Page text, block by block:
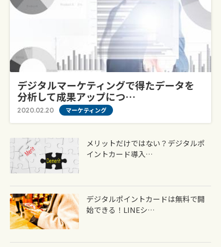
デジタルマーケティングで得たデータを
分析して成果アップにつ…
2020.02.20 マーケティング
メリットだけではない？デジタルポ
イントカード導入…
デジタルポイントカードは無料で開
始できる！LINEシ…